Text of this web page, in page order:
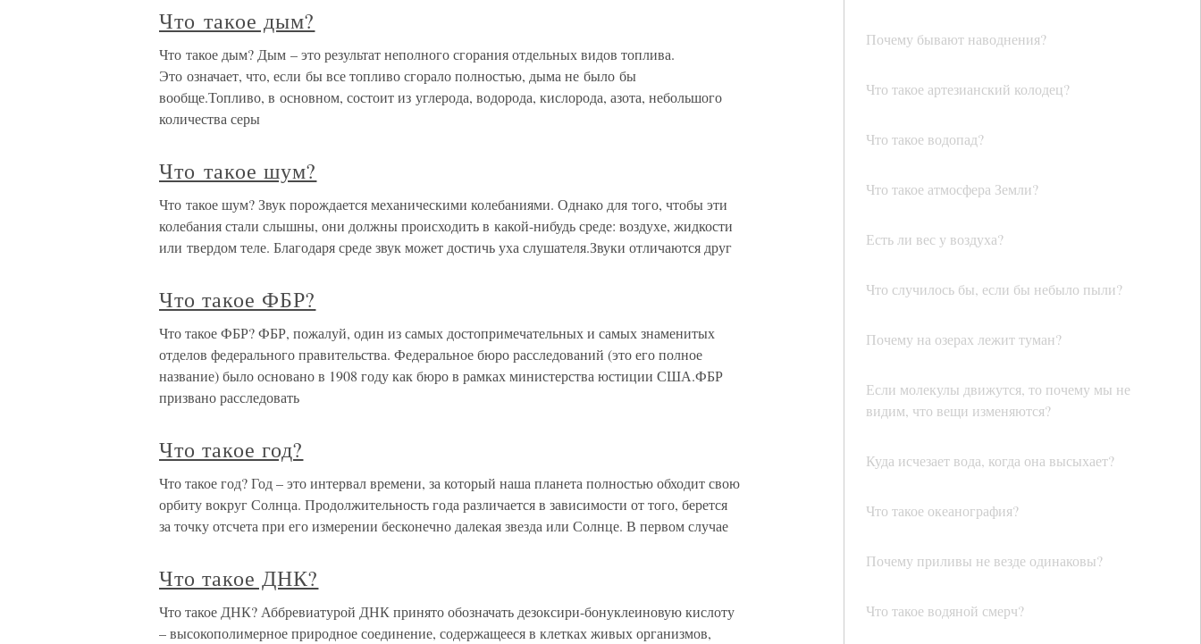
Почему бывают наводнения?
Что такое артезианский колодец?
Что такое водопад?
Что такое атмосфера Земли?
Есть ли вес у воздуха?
Что случилось бы, если бы небыло пыли?
Почему на озерах лежит туман?
Если молекулы движутся, то почему мы не
видим, что вещи изменяются?
Куда исчезает вода, когда она высыхает?
Что такое океанография?
Почему приливы не везде одинаковы?
Что такое водяной смерч?
Что такое дым?
Что такое дым? Дым – это результат неполного сгорания отдельных видов топлива.
Это означает, что, если бы все топливо сгорало полностью, дыма не было бы
вообще.Топливо, в основном, состоит из углерода, водорода, кислорода, азота, небольшого
количества серы
Что такое шум?
Что такое шум? Звук порождается механическими колебаниями. Однако для того, чтобы эти
колебания стали слышны, они должны происходить в какой-нибудь среде: воздухе, жидкости
или твердом теле. Благодаря среде звук может достичь уха слушателя.Звуки отличаются друг
Что такое ФБР?
Что такое ФБР? ФБР, пожалуй, один из самых достопримечательных и самых знаменитых
отделов федерального правительства. Федеральное бюро расследований (это его полное
название) было основано в 1908 году как бюро в рамках министерства юстиции США.ФБР
призвано расследовать
Что такое год?
Что такое год? Год – это интервал времени, за который наша планета полностью обходит свою
орбиту вокруг Солнца. Продолжительность года различается в зависимости от того, берется
за точку отсчета при его измерении бесконечно далекая звезда или Солнце. В первом случае
Что такое ДНК?
Что такое ДНК? Аббревиатурой ДНК принято обозначать дезоксири-бонуклеиновую кислоту
– высокополимерное природное соединение, содержащееся в клетках живых организмов,